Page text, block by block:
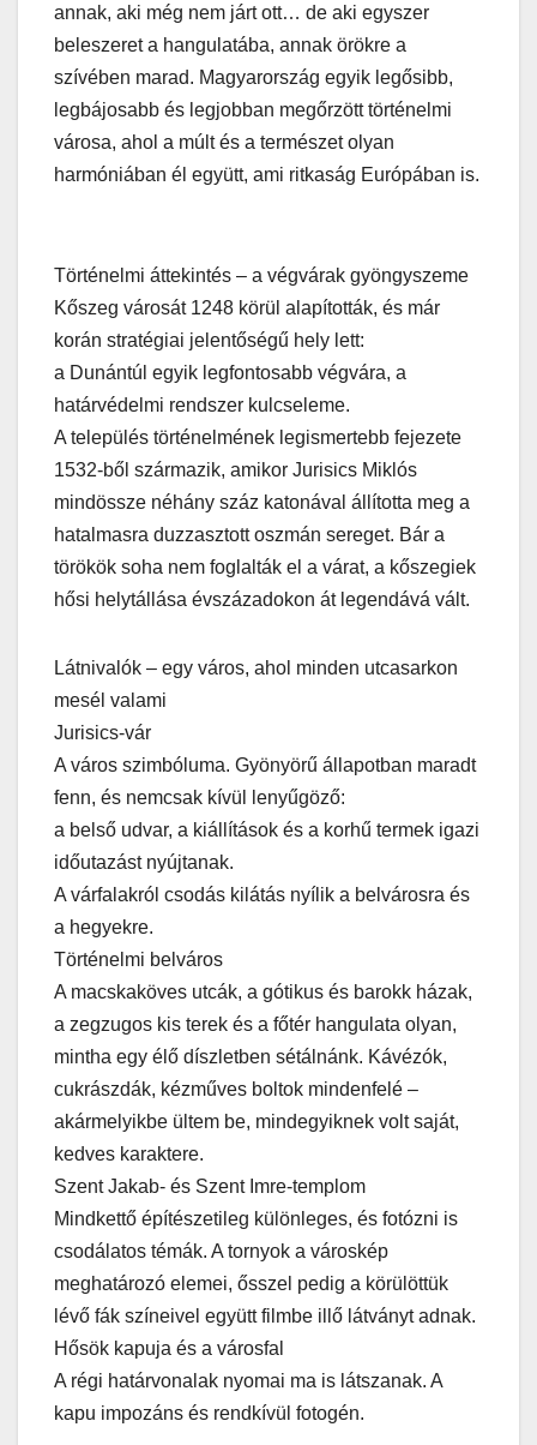
annak, aki még nem járt ott… de aki egyszer
beleszeret a hangulatába, annak örökre a
szívében marad. Magyarország egyik legősibb,
legbájosabb és legjobban megőrzött történelmi
városa, ahol a múlt és a természet olyan
harmóniában él együtt, ami ritkaság Európában is.
Történelmi áttekintés – a végvárak gyöngyszeme
Kőszeg városát 1248 körül alapították, és már
korán stratégiai jelentőségű hely lett:
a Dunántúl egyik legfontosabb végvára, a
határvédelmi rendszer kulcseleme.
A település történelmének legismertebb fejezete
1532-ből származik, amikor Jurisics Miklós
mindössze néhány száz katonával állította meg a
hatalmasra duzzasztott oszmán sereget. Bár a
törökök soha nem foglalták el a várat, a kőszegiek
hősi helytállása évszázadokon át legendává vált.
Látnivalók – egy város, ahol minden utcasarkon
mesél valami
Jurisics-vár
A város szimbóluma. Gyönyörű állapotban maradt
fenn, és nemcsak kívül lenyűgöző:
a belső udvar, a kiállítások és a korhű termek igazi
időutazást nyújtanak.
A várfalakról csodás kilátás nyílik a belvárosra és
a hegyekre.
Történelmi belváros
A macskaköves utcák, a gótikus és barokk házak,
a zegzugos kis terek és a főtér hangulata olyan,
mintha egy élő díszletben sétálnánk. Kávézók,
cukrászdák, kézműves boltok mindenfelé –
akármelyikbe ültem be, mindegyiknek volt saját,
kedves karaktere.
Szent Jakab- és Szent Imre-templom
Mindkettő építészetileg különleges, és fotózni is
csodálatos témák. A tornyok a városkép
meghatározó elemei, ősszel pedig a körülöttük
lévő fák színeivel együtt filmbe illő látványt adnak.
Hősök kapuja és a városfal
A régi határvonalak nyomai ma is látszanak. A
kapu impozáns és rendkívül fotogén.